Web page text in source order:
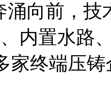
涌向前，
内置水路
家终端压